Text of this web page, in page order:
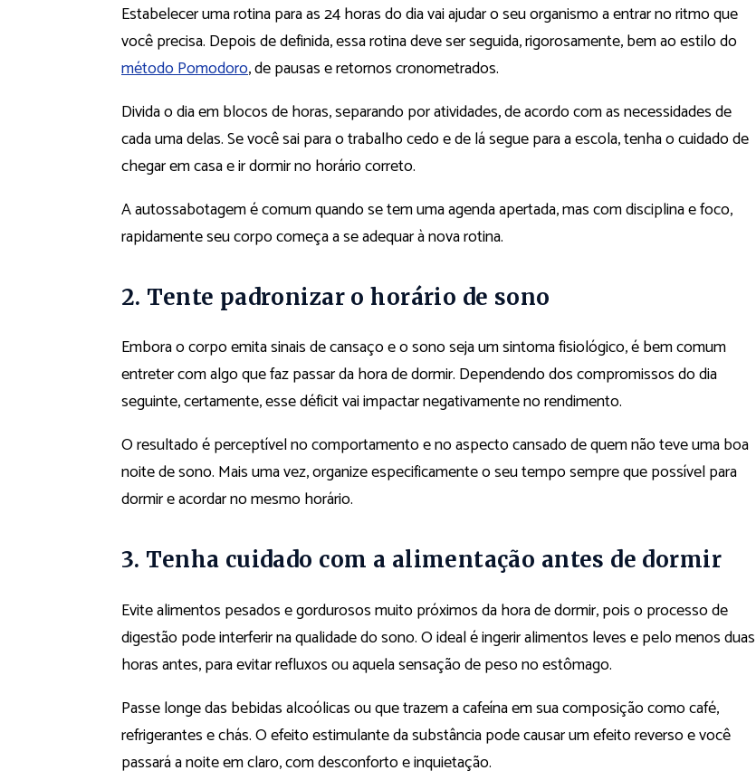
Estabelecer uma rotina para as 24 horas do dia vai ajudar o seu organismo a entrar no ritmo que
você precisa. Depois de definida, essa rotina deve ser seguida, rigorosamente, bem ao estilo do
método Pomodoro, de pausas e retornos cronometrados.
Divida o dia em blocos de horas, separando por atividades, de acordo com as necessidades de
cada uma delas. Se você sai para o trabalho cedo e de lá segue para a escola, tenha o cuidado de
chegar em casa e ir dormir no horário correto.
A autossabotagem é comum quando se tem uma agenda apertada, mas com disciplina e foco,
rapidamente seu corpo começa a se adequar à nova rotina.
2. Tente padronizar o horário de sono
Embora o corpo emita sinais de cansaço e o sono seja um sintoma fisiológico, é bem comum
entreter com algo que faz passar da hora de dormir. Dependendo dos compromissos do dia
seguinte, certamente, esse déficit vai impactar negativamente no rendimento.
O resultado é perceptível no comportamento e no aspecto cansado de quem não teve uma boa
noite de sono. Mais uma vez, organize especificamente o seu tempo sempre que possível para
dormir e acordar no mesmo horário.
3. Tenha cuidado com a alimentação antes de dormir
Evite alimentos pesados e gordurosos muito próximos da hora de dormir, pois o processo de
digestão pode interferir na qualidade do sono. O ideal é ingerir alimentos leves e pelo menos duas
horas antes, para evitar refluxos ou aquela sensação de peso no estômago.
Passe longe das bebidas alcoólicas ou que trazem a cafeína em sua composição como café,
refrigerantes e chás. O efeito estimulante da substância pode causar um efeito reverso e você
passará a noite em claro, com desconforto e inquietação.